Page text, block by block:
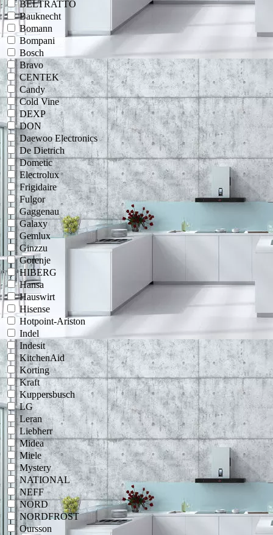
BELTRATTO
Bauknecht
Bomann
Bompani
Bosch
Bravo
CENTEK
Candy
Cold Vine
DEXP
DON
Daewoo Electronics
De Dietrich
Dometic
Electrolux
Frigidaire
Fulgor
Gaggenau
Galaxy
Gemlux
Ginzzu
Gorenje
HIBERG
Hansa
Hauswirt
Hisense
Hotpoint-Ariston
Indel
Indesit
KitchenAid
Korting
Kraft
Kuppersbusch
LG
Leran
Liebherr
Midea
Miele
Mystery
NATIONAL
NEFF
NORD
NORDFROST
Oursson